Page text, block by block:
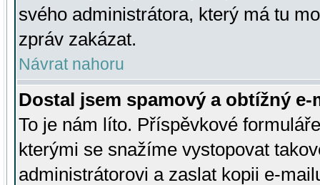
svého administrátora, který má tu
zpráv zakázat.
Návrat nahoru
Dostal jsem spamový a obtížný
To je nám líto. Příspěvkové
kterými se snažíme vystopovat
administrátorovi a zaslat kopii e-